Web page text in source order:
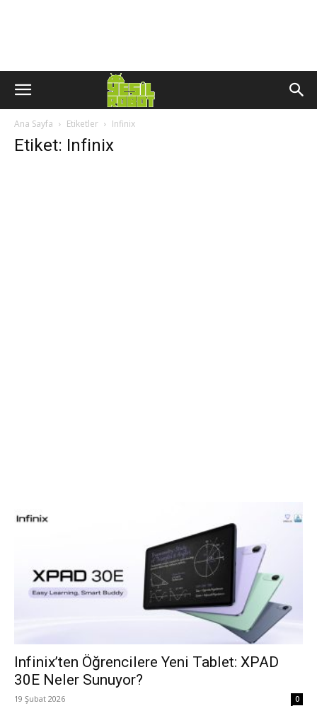
Ana Sayfa Etiketler Infinix
Etiket: Infinix
Infinix’ten Öğrencilere Yeni Tablet: XPAD
30E Neler Sunuyor?
19 Şubat 2026 0